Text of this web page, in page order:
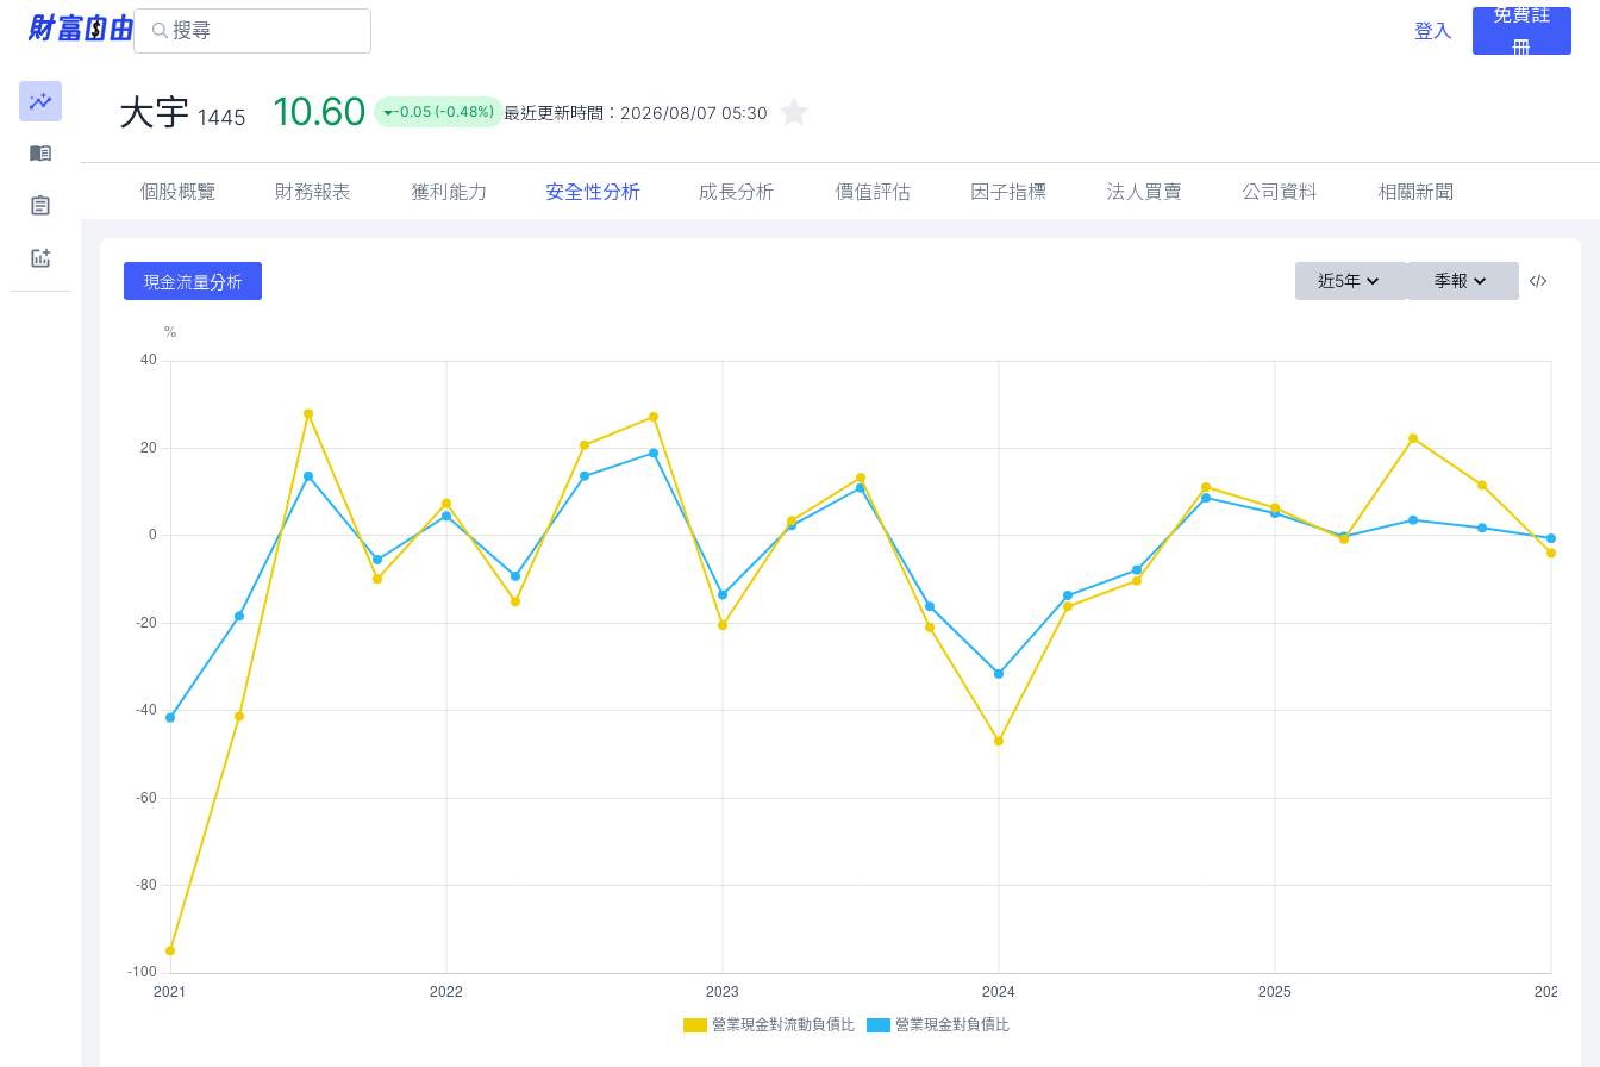
登入
免費註
冊
大宇 1445 10.60 -0.05 (-0.48%) 最近更新時間： 2026/08/07 05:30
個股概覽 財務報表 獲利能力 安全性分析 成長分析 價值評估 因子指標 法人買賣 公司資料 相關新聞
現金流量分析 近5年 季報
營業現金對流動負債比 營業現金對負債比